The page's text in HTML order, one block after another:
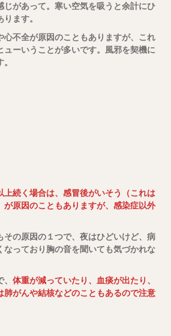
じがあって。寒い空気を吸うと余計にひ
ます。
心不全が原因のこともありますが、これ
ューいうことが多いです。風邪を契機に
上続く場合は、感冒後がいそう（これは
が原因のこともありますが、感染症以外
その原因の１つで、夜はひどいけど、病
なっており胸の音を聞いても気づかれな
体重が減っていたり、血痰が出たり、
肺がんや結核などのこともあるので注意